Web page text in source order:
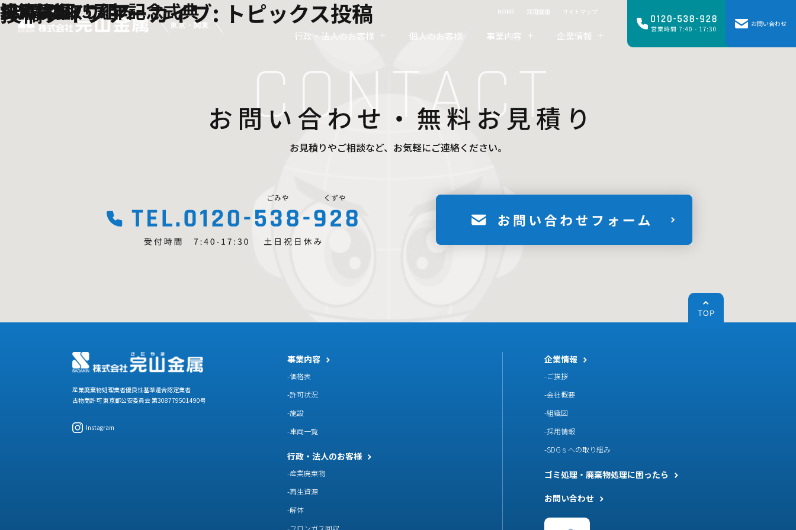
HOME 採用情報 サイトマップ
行政・法人のお客様 個人のお客様 事業内容 企業情報
お問い合わせ
投稿タイプアーカイブ: トピックス投稿
SDGsの取り組み
法人設立25周年記念式典
決算状況
採用情報
お見積りやご相談など、お気軽にご連絡ください。
産業廃棄物処理業者優良性基準適合認定業者
古物商許可 東京都公安委員会 第308779501490号
Instagram
事業内容
価格表
許可状況
施設
車両一覧
行政・法人のお客様
産業廃棄物
再生資源
解体
フロンガス回収
企業情報
ご挨拶
会社概要
組織図
採用情報
SDGｓへの取り組み
ゴミ処理・廃棄物処理に困ったら
お問い合わせ